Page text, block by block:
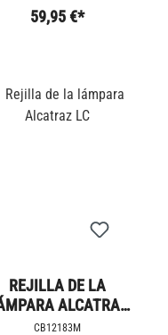
59,95 €*
REJILLA DE LA
ALCATRAZ
LC
CB12183M